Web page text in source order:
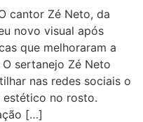
cantor Zé Neto, da
novo visual após
que melhoraram a
sertanejo Zé Neto
nas redes sociais o
no rosto.
[…]